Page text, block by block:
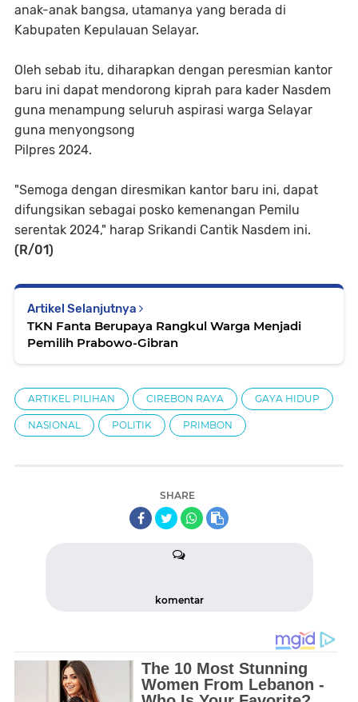
anak-anak bangsa, utamanya yang berada di
Kabupaten Kepulauan Selayar.
Oleh sebab itu, diharapkan dengan peresmian kantor
baru ini dapat mendorong kiprah para kader Nasdem
guna menampung seluruh aspirasi warga Selayar
guna menyongsong
Pilpres 2024.
"Semoga dengan diresmikan kantor baru ini, dapat
difungsikan sebagai posko kemenangan Pemilu
serentak 2024," harap Srikandi Cantik Nasdem ini.
(R/01)
Artikel Selanjutnya
TKN Fanta Berupaya Rangkul Warga Menjadi
Pemilih Prabowo-Gibran
ARTIKEL PILIHAN CIREBON RAYA GAYA HIDUP
NASIONAL POLITIK PRIMBON
SHARE
komentar